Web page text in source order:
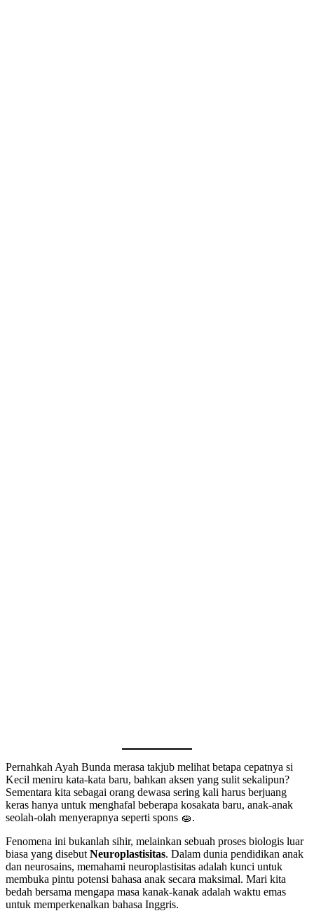
Pernahkah Ayah Bunda merasa takjub melihat betapa cepatnya si
Kecil meniru kata-kata baru, bahkan aksen yang sulit sekalipun?
Sementara kita sebagai orang dewasa sering kali harus berjuang
keras hanya untuk menghafal beberapa kosakata baru, anak-anak
seolah-olah menyerapnya seperti spons 🧽.
Fenomena ini bukanlah sihir, melainkan sebuah proses biologis luar
biasa yang disebut Neuroplastisitas. Dalam dunia pendidikan anak
dan neurosains, memahami neuroplastisitas adalah kunci untuk
membuka pintu potensi bahasa anak secara maksimal. Mari kita
bedah bersama mengapa masa kanak-kanak adalah waktu emas
untuk memperkenalkan bahasa Inggris.